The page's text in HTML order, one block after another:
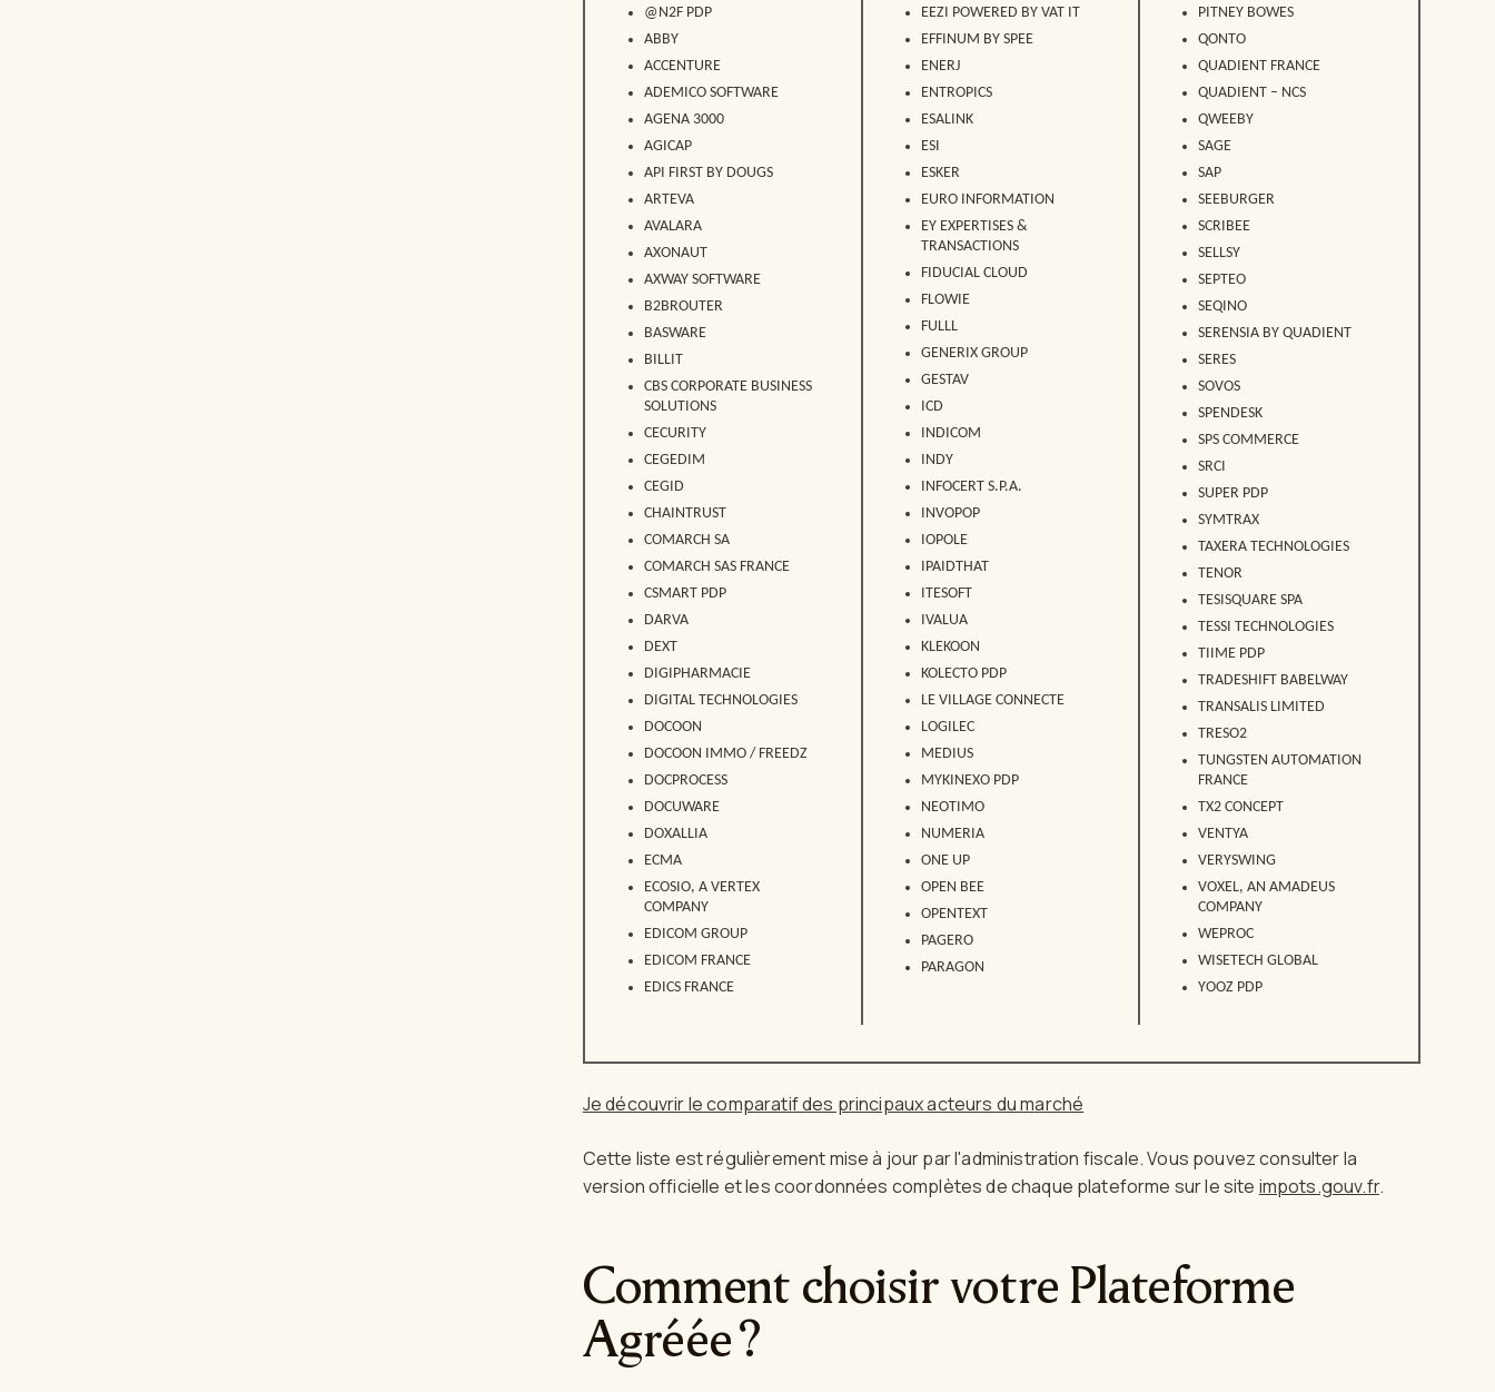
@N2F PDP
ABBY
ACCENTURE
ADEMICO SOFTWARE
AGENA 3000
AGICAP
API FIRST BY DOUGS
ARTEVA
AVALARA
AXONAUT
AXWAY SOFTWARE
B2BROUTER
BASWARE
BILLIT
CBS CORPORATE BUSINESS
SOLUTIONS
CECURITY
CEGEDIM
CEGID
CHAINTRUST
COMARCH SA
COMARCH SAS FRANCE
CSMART PDP
DARVA
DEXT
DIGIPHARMACIE
DIGITAL TECHNOLOGIES
DOCOON
DOCOON IMMO / FREEDZ
DOCPROCESS
DOCUWARE
DOXALLIA
ECMA
ECOSIO, A VERTEX
COMPANY
EDICOM GROUP
EDICOM FRANCE
EDICS FRANCE
EEZI POWERED BY VAT IT
EFFINUM BY SPEE
ENERJ
ENTROPICS
ESALINK
ESI
ESKER
EURO INFORMATION
EY EXPERTISES &
TRANSACTIONS
FIDUCIAL CLOUD
FLOWIE
FULLL
GENERIX GROUP
GESTAV
ICD
INDICOM
INDY
INFOCERT S.P.A.
INVOPOP
IOPOLE
IPAIDTHAT
ITESOFT
IVALUA
KLEKOON
KOLECTO PDP
LE VILLAGE CONNECTE
LOGILEC
MEDIUS
MYKINEXO PDP
NEOTIMO
NUMERIA
ONE UP
OPEN BEE
OPENTEXT
PAGERO
PARAGON
PITNEY BOWES
QONTO
QUADIENT FRANCE
QUADIENT – NCS
QWEEBY
SAGE
SAP
SEEBURGER
SCRIBEE
SELLSY
SEPTEO
SEQINO
SERENSIA BY QUADIENT
SERES
SOVOS
SPENDESK
SPS COMMERCE
SRCI
SUPER PDP
SYMTRAX
TAXERA TECHNOLOGIES
TENOR
TESISQUARE SPA
TESSI TECHNOLOGIES
TIIME PDP
TRADESHIFT BABELWAY
TRANSALIS LIMITED
TRESO2
TUNGSTEN AUTOMATION
FRANCE
TX2 CONCEPT
VENTYA
VERYSWING
VOXEL, AN AMADEUS
COMPANY
WEPROC
WISETECH GLOBAL
YOOZ PDP
Je découvrir le comparatif des principaux acteurs du marché
Cette liste est régulièrement mise à jour par l'administration fiscale. Vous pouvez consulter la
version officielle et les coordonnées complètes de chaque plateforme sur le site impots.gouv.fr.
Comment choisir votre Plateforme
Agréée ?